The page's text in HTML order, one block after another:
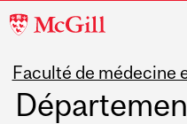
McGill
Faculté de médecine